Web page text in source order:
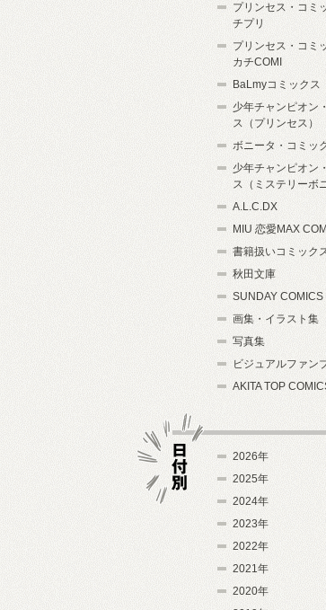
プリンセス・コミ
チプリ
プリンセス・コミ
カチCOMI
BaLmyコミックス
少年チャンピオン
ス（プリンセス）
ボニータ・コミッ
少年チャンピオン
ス（ミステリーボ
A.L.C.DX
MIU 恋愛MAX
書籍扱いコミック
秋田文庫
SUNDAY COMICS
画集・イラスト集
写真集
ビジュアルファン
AKITA TOP
2026年
2025年
2024年
2023年
2022年
2021年
2020年